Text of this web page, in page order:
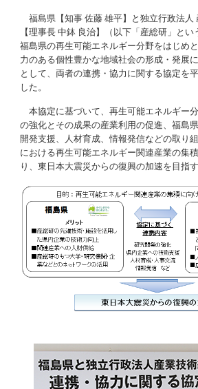
福島県【知事 佐藤 雄平】と独立行政法人
【理事長 中鉢 良治】（以下「産総研」と
福島県の再生可能エネルギー分野をはじめ
力のある個性豊かな地域社会の形成・発展
として、両者の連携・協力に関する協定を
した。
本協定に基づいて、再生可能エネルギー
の強化とその成果の産業利用の促進、福島
開発支援、人材育成、情報発信などの取り
における再生可能エネルギー関連産業の集
り、東日本大震災からの復興の加速を目指す